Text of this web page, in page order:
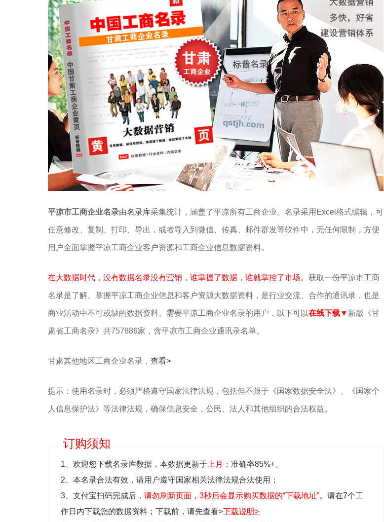
平凉市工商企业名录由名录库采集统计，涵盖了平凉所有工商企业。 名录采用Excel格式编辑，可
任意修改、复制、打印、导出，或者导入到微信、传真、邮件群发等软件中，无任何限制 ，方便
用户全面掌握平凉工商企业客户资源和工商企业信息数据资料。
在大数据时代，没有数据名录没有营销，谁掌握了数据，谁就掌控了市场。 获取一份平凉市工商
名录是了解、掌握平凉工商企业信息和客户资源大数据资料，是行业交流、合作的通讯录，也是
商业活动中不可或缺的数据资料。需要平凉工商企业名录的用户，以下可以在线下载▼ 新版《甘
肃省工商名录》共757886家，含平凉市工商企业通讯录名单。
甘肃其他地区工商企业名录， 查看>
提示：使用名录时，必须严格遵守国家法律法规，包括但不限于《国家数据安全法》、《国家个
人信息保护法》等‌法律法规，确保信息安全，公民、法人和其他组织的合法权益。
订购须知
1、欢迎您下载名录库数据，本数据更新于 上月
；准确率85%+。
2、本名录合法有效，请用户遵守国家相关法律法规合法使用；
3、支付宝扫码完成后， 请勿刷新页面，3秒后会显示购买数据的“下载地址”。 请在7个工
作日内下载您的数据资料； 下载前，请先查看>下载说明>